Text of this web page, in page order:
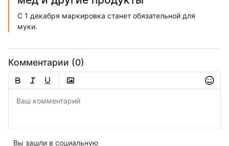
С 1 декабря маркировка станет обязательной для
муки.
Комментарии (0)
Вы зашли в социальную